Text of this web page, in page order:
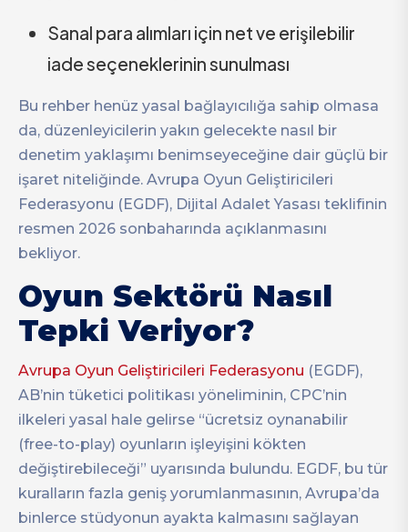
Sanal para alımları için net ve erişilebilir
iade seçeneklerinin sunulması
Bu rehber henüz yasal bağlayıcılığa sahip olmasa
da, düzenleyicilerin yakın gelecekte nasıl bir
denetim yaklaşımı benimseyeceğine dair güçlü bir
işaret niteliğinde. Avrupa Oyun Geliştiricileri
Federasyonu (EGDF), Dijital Adalet Yasası teklifinin
resmen 2026 sonbaharında açıklanmasını
bekliyor.
Oyun Sektörü Nasıl
Tepki Veriyor?
Avrupa Oyun Geliştiricileri Federasyonu (EGDF),
AB’nin tüketici politikası yöneliminin, CPC’nin
ilkeleri yasal hale gelirse “ücretsiz oynanabilir
(free-to-play) oyunların işleyişini kökten
değiştirebileceği” uyarısında bulundu. EGDF, bu tür
kuralların fazla geniş yorumlanmasının, Avrupa’da
binlerce stüdyonun ayakta kalmasını sağlayan